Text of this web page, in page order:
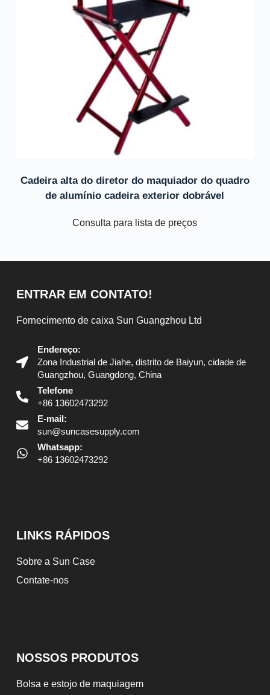
Cadeira alta do diretor do maquiador do quadro
de alumínio cadeira exterior dobrável
Consulta para lista de preços
ENTRAR EM CONTATO!
Fornecimento de caixa Sun Guangzhou Ltd
Endereço:
Zona Industrial de Jiahe, distrito de Baiyun, cidade de
Guangzhou, Guangdong, China
Telefone
+86 13602473292
E-mail:
sun@suncasesupply.com
Whatsapp:
+86 13602473292
LINKS RÁPIDOS
Sobre a Sun Case
Contate-nos
NOSSOS PRODUTOS
Bolsa e estojo de maquiagem